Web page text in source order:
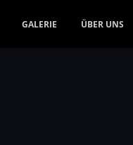
GALERIE ÜBER UNS